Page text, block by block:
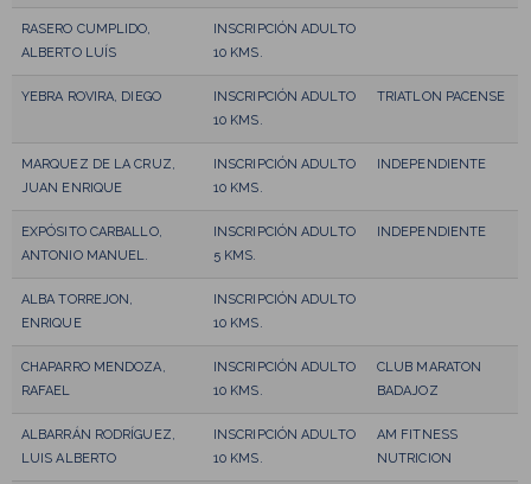
RASERO CUMPLIDO,
ALBERTO LUÍS
INSCRIPCIÓN ADULTO
10 KMS.
YEBRA ROVIRA, DIEGO
INSCRIPCIÓN ADULTO
10 KMS.
TRIATLON PACENSE
MARQUEZ DE LA CRUZ,
JUAN ENRIQUE
INSCRIPCIÓN ADULTO
10 KMS.
INDEPENDIENTE
EXPÓSITO CARBALLO,
ANTONIO MANUEL.
INSCRIPCIÓN ADULTO
5 KMS.
INDEPENDIENTE
ALBA TORREJON,
ENRIQUE
INSCRIPCIÓN ADULTO
10 KMS.
CHAPARRO MENDOZA,
RAFAEL
INSCRIPCIÓN ADULTO
10 KMS.
CLUB MARATON
BADAJOZ
ALBARRÁN RODRÍGUEZ,
LUIS ALBERTO
INSCRIPCIÓN ADULTO
10 KMS.
AM FITNESS
NUTRICION